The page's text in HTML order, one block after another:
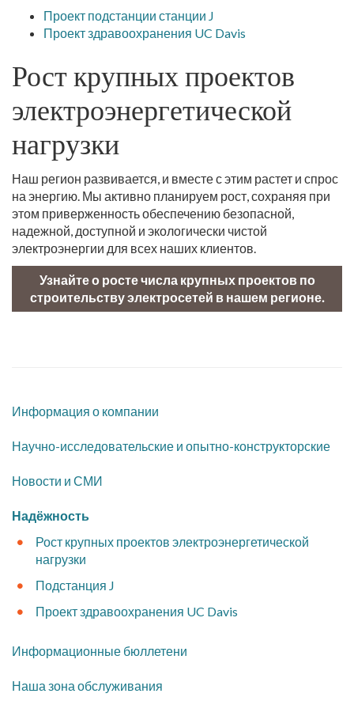
Проект подстанции станции J
Проект здравоохранения UC Davis
Рост крупных проектов
электроэнергетической
нагрузки
Наш регион развивается, и вместе с этим растет и спрос
на энергию. Мы активно планируем рост, сохраняя при
этом приверженность обеспечению безопасной,
надежной, доступной и экологически чистой
электроэнергии для всех наших клиентов.
Узнайте о росте числа крупных проектов по
строительству электросетей в нашем регионе.
Информация о компании
​Научно-исследовательские и опытно-конструкторские
​Новости и СМИ
Надёжность
Рост крупных проектов электроэнергетической
нагрузки
Подстанция J
Проект здравоохранения UC Davis
Информационные бюллетени
Наша зона обслуживания